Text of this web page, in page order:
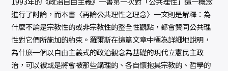
進行了討論，而本書〈再論公共理性之理念〉一文則是解釋：為
什麼不論是宗教性的或非宗教性的整全性觀點，都會贊同公共理
性對它們所施加的約束。羅爾斯在這篇文章中極為詳細地說明，
為什麼一個以自由主義式的政治觀念為基礎的現代立憲民主政
治，可以被或是將會被那些講理的、各自懷抱其宗教的、哲學的